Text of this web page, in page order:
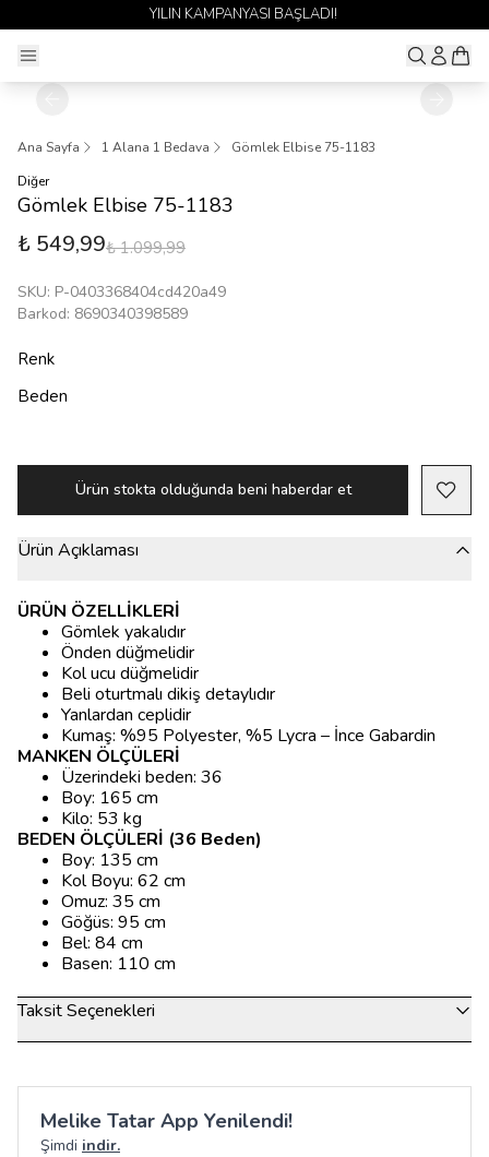
YILIN KAMPANYASI BAŞLADI!
Ana Sayfa 1 Alana 1 Bedava
Gömlek Elbise 75-1183
Diğer
Gömlek Elbise 75-1183
₺ 549,99₺ 1.099,99
SKU: P-0403368404cd420a49
Barkod: 8690340398589
Renk
Beden
Ürün stokta olduğunda beni haberdar et
Ürün Açıklaması
ÜRÜN ÖZELLİKLERİ
Gömlek yakalıdır
Önden düğmelidir
Kol ucu düğmelidir
Beli oturtmalı dikiş detaylıdır
Yanlardan ceplidir
Kumaş: %95 Polyester, %5 Lycra – İnce Gabardin
MANKEN ÖLÇÜLERİ
Üzerindeki beden: 36
Boy: 165 cm
Kilo: 53 kg
BEDEN ÖLÇÜLERİ (36 Beden)
Boy: 135 cm
Kol Boyu: 62 cm
Omuz: 35 cm
Göğüs: 95 cm
Bel: 84 cm
Basen: 110 cm
Taksit Seçenekleri
Melike Tatar App Yenilendi!
Şimdi indir.